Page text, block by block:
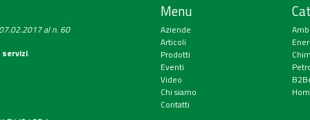
al n. 60
.
Menu
Aziende
Articoli
Prodotti
Eventi
Video
Chi siamo
Contatti